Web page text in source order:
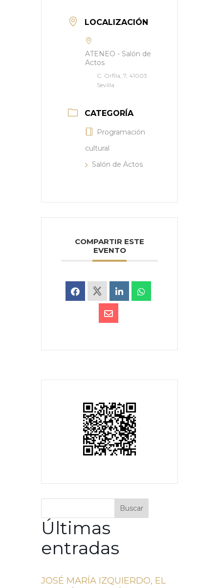
LOCALIZACIÓN
ATENEO - Salón de
Actos
C. Orfila, 7, 41003
Sevilla
CATEGORÍA
Programación
cultural
Salón de Actos
COMPARTIR ESTE
EVENTO
Buscar
Últimas
entradas
JOSÉ MARÍA IZQUIERDO, EL